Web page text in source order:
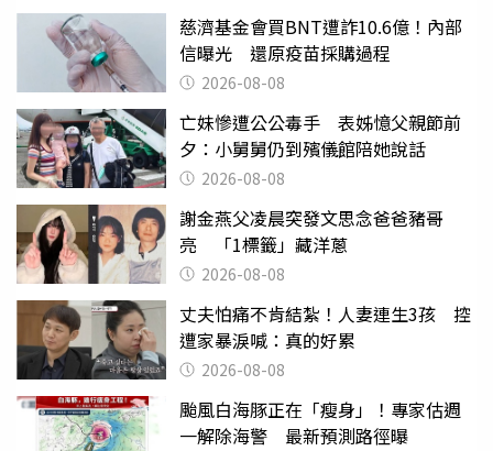
慈濟基金會買BNT遭詐10.6億！內部
信曝光 還原疫苗採購過程
2026-08-08
亡妹慘遭公公毒手 表姊憶父親節前
夕：小舅舅仍到殯儀館陪她說話
2026-08-08
謝金燕父凌晨突發文思念爸爸豬哥
亮 「1標籤」藏洋蔥
2026-08-08
丈夫怕痛不肯結紮！人妻連生3孩 控
遭家暴淚喊：真的好累
2026-08-08
颱風白海豚正在「瘦身」！專家估週
一解除海警 最新預測路徑曝